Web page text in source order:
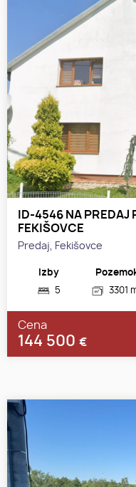
ID-4546 NA
FEKIŠOVCE
Predaj, Fekišovce
Izby
5
3301
Cena
144 500 €